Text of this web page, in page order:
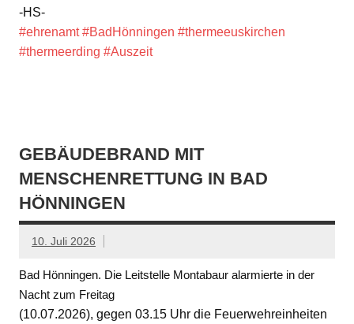
-HS-
#ehrenamt #BadHönningen #thermeeuskirchen
#thermeerding #Auszeit
GEBÄUDEBRAND MIT
MENSCHENRETTUNG IN BAD
HÖNNINGEN
10. Juli 2026
Bad Hönningen. Die Leitstelle Montabaur alarmierte in der
Nacht zum Freitag
(10.07.2026), gegen 03.15 Uhr die Feuerwehreinheiten